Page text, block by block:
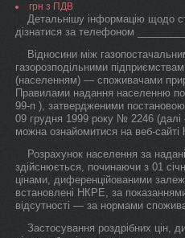
грн з ПДВ
Детальнішу інформацію щодо
дізнатися за телефоном
Відносини між
газорозподільними
(населенням) — споживачами
Правилами надання населенню
99-п ), затвердженими постановою
09 грудня 1999 року № 2246
можна ознайомитися на веб-
Розрахунок населення за
здійснюється, починаючи з 01
цінами, диференційованими
встановлені НКРЕ, за показаннями
відсутності — за нормами
Застосування роздрібних цін,